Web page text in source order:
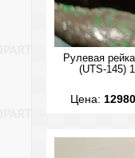
Рулевая
(UTS-145)
Цена: